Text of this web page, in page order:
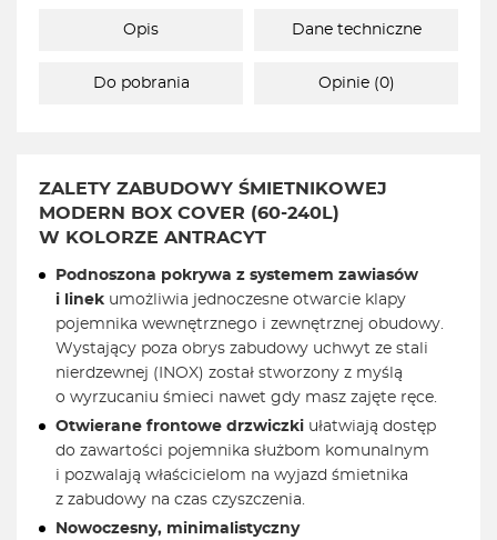
Opis Dane techniczne
Do pobrania Opinie (0)
ZALETY ZABUDOWY ŚMIETNIKOWEJ
MODERN BOX COVER (60-240L)
W KOLORZE ANTRACYT
Podnoszona pokrywa z systemem zawiasów
i linek umożliwia jednoczesne otwarcie klapy
pojemnika wewnętrznego i zewnętrznej obudowy.
Wystający poza obrys zabudowy uchwyt ze stali
nierdzewnej (INOX) został stworzony z myślą
o wyrzucaniu śmieci nawet gdy masz zajęte ręce.
Otwierane frontowe drzwiczki ułatwiają dostęp
do zawartości pojemnika służbom komunalnym
i pozwalają właścicielom na wyjazd śmietnika
z zabudowy na czas czyszczenia.
Nowoczesny, minimalistyczny